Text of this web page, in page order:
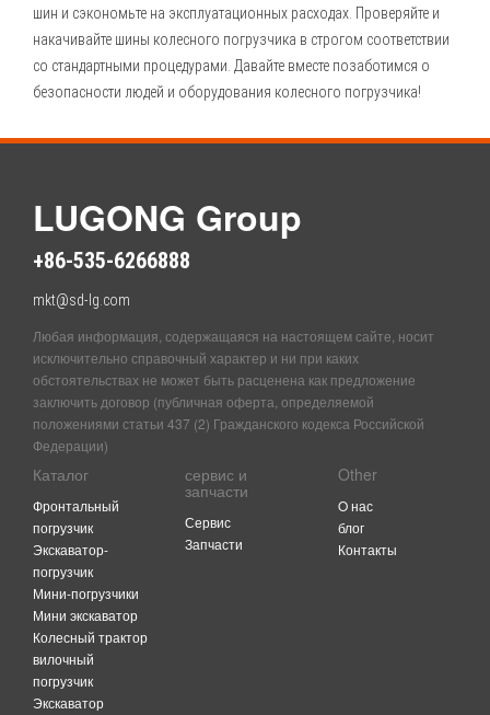
шин и сэкономьте на эксплуатационных расходах. Проверяйте и
накачивайте шины колесного погрузчика в строгом соответствии
со стандартными процедурами. Давайте вместе позаботимся о
безопасности людей и оборудования колесного погрузчика!
LUGONG Group
+86-535-6266888
mkt@sd-lg.com
Любая информация, содержащаяся на настоящем сайте, носит
исключительно справочный характер и ни при каких
обстоятельствах не может быть расценена как предложение
заключить договор (публичная оферта, определяемой
положениями статьи 437 (2) Гражданского кодекса Российской
Федерации)
Каталог
Фронтальный
погрузчик
Экскаватор-
погрузчик
Мини-погрузчики
Мини экскаватор
Колесный трактор
вилочный
погрузчик
Экскаватор
сервис и
запчасти
Сервис
Запчасти
Other
O нас
блог
Контакты